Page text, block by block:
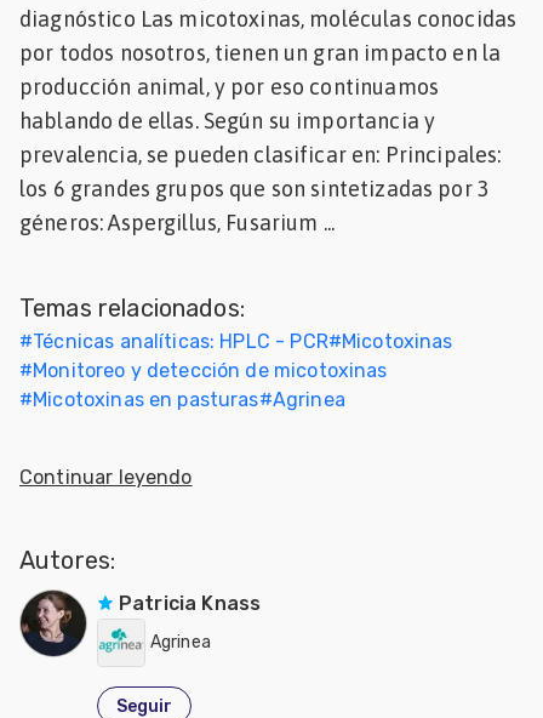
Mascotas
diagnóstico Las micotoxinas, moléculas conocidas
por todos nosotros, tienen un gran impacto en la
producción animal, y por eso continuamos
hablando de ellas. Según su importancia y
prevalencia, se pueden clasificar en: Principales:
los 6 grandes grupos que son sintetizadas por 3
géneros: Aspergillus, Fusarium ...
Temas relacionados:
#Técnicas analíticas: HPLC - PCR#Micotoxinas
#Monitoreo y detección de micotoxinas
#Micotoxinas en pasturas#Agrinea
Continuar leyendo
Autores:
Patricia Knass
Agrinea
Seguir